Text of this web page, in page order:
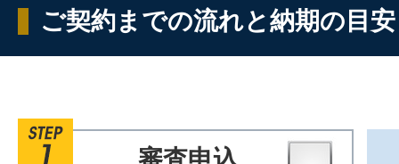
ご契約までの流れと納期の目安